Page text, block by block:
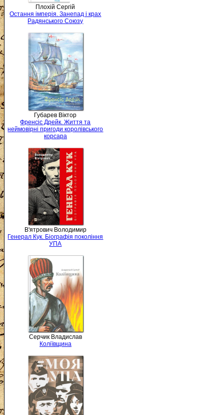
Плохій Сергій
Остання імперія. Занепад і крах
Радянського Союзу
Губарев Віктор
Френсіс Дрейк. Життя та
неймовірні пригоди королівського
корсара
В'ятрович Володимир
Генерал Кук. Біографія покоління
УПА
Серчик Владислав
Коліївщина